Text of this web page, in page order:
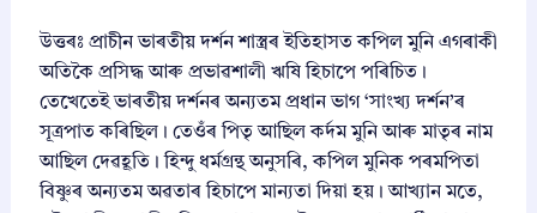
উত্তৰঃ প্ৰাচীন ভাৰতীয় দৰ্শন শাস্ত্ৰৰ ইতিহাসত কপিল মুনি এগৰাকী
অতিকৈ প্ৰসিদ্ধ আৰু প্ৰভাৱশালী ঋষি হিচাপে পৰিচিত।
তেখেতেই ভাৰতীয় দৰ্শনৰ অন্যতম প্ৰধান ভাগ ‘সাংখ্য দৰ্শন’ৰ
সূত্ৰপাত কৰিছিল। তেওঁৰ পিতৃ আছিল কৰ্দম মুনি আৰু মাতৃৰ নাম
আছিল দেৱহূতি। হিন্দু ধৰ্মগ্ৰন্থ অনুসৰি, কপিল মুনিক পৰমপিতা
বিষ্ণুৰ অন্যতম অৱতাৰ হিচাপে মান্যতা দিয়া হয়। আখ্যান মতে,